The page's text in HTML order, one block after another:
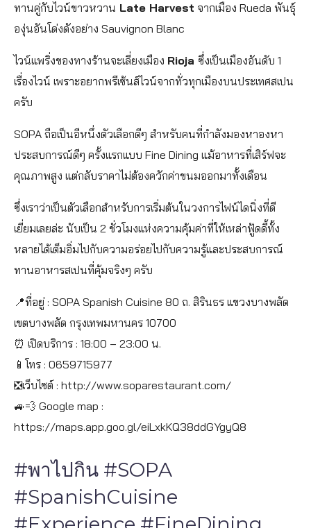
ทานคู่กับไวน์ขาวหวาน Late Harvest จากเมือง Rueda พันธุ์
องุ่นอันโด่งดังอย่าง Sauvignon Blanc
ไวน์แพริ่งของทางร้านจะเลี่ยงเมือง Rioja ซึ่งเป็นเมืองอันดับ 1
เรื่องไวน์ เพราะอยากพรีเซ้นส์ไวน์จากทั่วทุกเมืองบนประเทศสเปน
ครับ
SOPA ถือเป็นอีหนึ่งตัวเลือกดีๆ สำหรับคนที่กำลังมองหาองหา
ประสบการณ์ดีๆ ครั้งแรกแบบ Fine Dining แม้อาหารที่เสิร์ฟจะ
คุณภาพสูง แต่กลับราคาไม่ต้องควักค่าขนมออกมาทั้งเดือน
ซึ่งเราว่าเป็นตัวเลือกสำหรับการเริ่มต้นในวงการไฟน์ไดนิ่งที่ดี
เยี่ยมเลยล่ะ นับเป็น 2 ชั่วโมงแห่งความคุ้มค่าที่ให้เหล่าฟู้ดดี้ทั้ง
หลายได้เต็มอิ่มไปกับความอร่อยไปกับความรู้และประสบการณ์
ทานอาหารสเปนที่คุ้มจริงๆ ครับ
📍ที่อยู่ : SOPA Spanish Cuisine 80 ถ. สิรินธร แขวงบางพลัด
เขตบางพลัด กรุงเทพมหานคร 10700
⏰ เปิดบริการ : 18:00 – 23:00 น.
📱โทร : 0659715977
❎เว็บไซต์ : http://www.soparestaurant.com/
🚙💨 Google map :
https://maps.app.goo.gl/eiLxkKQ38ddGYgyQ8
#พาไปกิน #SOPA
#SpanishCuisine